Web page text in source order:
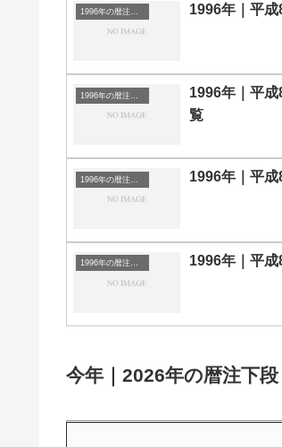
1996年｜平
1996年｜平
覧
1996年｜平
1996年の暦注｜選日 1996年｜平
今年｜2026年の暦注下段